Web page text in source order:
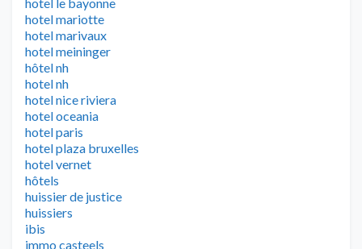
hotel mariotte
hotel marivaux
hotel meininger
hôtel nh
hotel nh
hotel nice riviera
hotel oceania
hotel paris
hotel plaza bruxelles
hotel vernet
hôtels
huissier de justice
huissiers
ibis
immo casteels